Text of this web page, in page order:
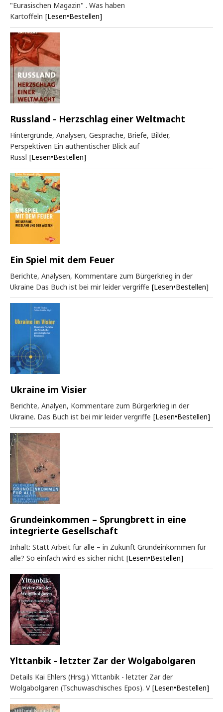
"Eurasischen Magazin" . Was haben
Kartoffeln [Lesen•Bestellen]
Russland - Herzschlag einer Weltmacht
Hintergründe, Analysen, Gespräche, Briefe, Bilder,
Perspektiven Ein authentischer Blick auf
Russl [Lesen•Bestellen]
Ein Spiel mit dem Feuer
Berichte, Analysen, Kommentare zum Bürgerkrieg in der
Ukraine Das Buch ist bei mir leider vergriffe [Lesen•Bestellen]
Ukraine im Visier
Berichte, Analyen, Kommentare zum Bürgerkrieg in der
Ukraine. Das Buch ist bei mir leider vergriffe [Lesen•Bestellen]
Grundeinkommen – Sprungbrett in eine
integrierte Gesellschaft
Inhalt: Statt Arbeit für alle – in Zukunft Grundeinkommen für
alle? So einfach wird es sicher nicht [Lesen•Bestellen]
Ylttanbik - letzter Zar der Wolgabolgaren
Details Kai Ehlers (Hrsg.) Ylttanbik - letzter Zar der
Wolgabolgaren (Tschuwaschisches Epos). V [Lesen•Bestellen]